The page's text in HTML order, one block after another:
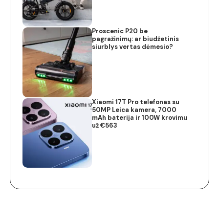
Proscenic P20 be
pagražinimų: ar biudžetinis
siurblys vertas dėmesio?
Xiaomi 17T Pro telefonas su
50MP Leica kamera, 7000
mAh baterija ir 100W krovimu
už €563